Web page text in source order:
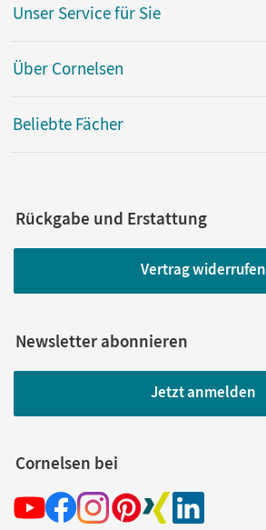
Unser Service für Sie
Über Cornelsen
Beliebte Fächer
Rückgabe und Erstattung
Vertrag widerrufen
Newsletter abonnieren
Jetzt anmelden
Cornelsen bei